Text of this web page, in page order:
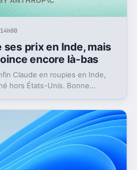
ses prix en Inde, mais
encore là-bas
Claude en roupies en Inde,
hors États-Unis. Bonne